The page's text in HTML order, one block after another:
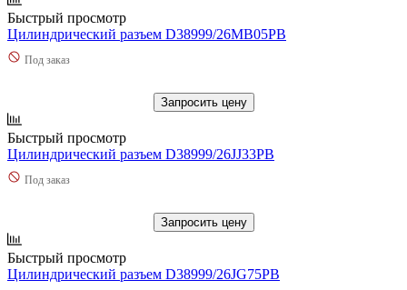
Быстрый просмотр
Цилиндрический разъем D38999/26MB05PB
Под заказ
Запросить цену
Быстрый просмотр
Цилиндрический разъем D38999/26JJ33PB
Под заказ
Запросить цену
Быстрый просмотр
Цилиндрический разъем D38999/26JG75PB